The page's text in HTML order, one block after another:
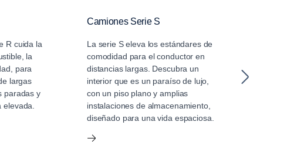
R cuida la
la
para
largas
paradas y
Camiones Serie S
La serie S eleva los estándares de
comodidad para el conductor en
distancias largas. Descubra un
interior que es un paraíso de lujo,
con un piso plano y amplias
instalaciones de almacenamiento,
diseñado para una vida espaciosa.
flexibilidad,